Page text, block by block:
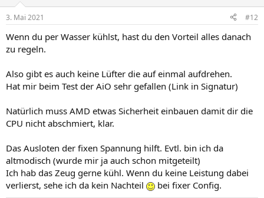
3. Mai 2021 #12
Wenn du per Wasser kühlst, hast du den Vorteil alles danach
zu regeln.
Also gibt es auch keine Lüfter die auf einmal aufdrehen.
Hat mir beim Test der AiO sehr gefallen (Link in Signatur)
Natürlich muss AMD etwas Sicherheit einbauen damit dir die
CPU nicht abschmiert, klar.
Das Ausloten der fixen Spannung hilft. Evtl. bin ich da
altmodisch (wurde mir ja auch schon mitgeteilt)
Ich hab das Zeug gerne kühl. Wenn du keine Leistung dabei
verlierst, sehe ich da kein Nachteil
bei fixer Config.